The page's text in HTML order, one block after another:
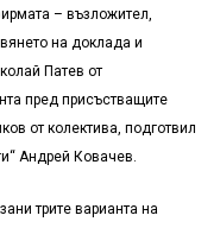
– възложител,
на доклада и
Патев от
пред присъстващите
от колектива, подготвил
Андрей Ковачев.
трите варианта на